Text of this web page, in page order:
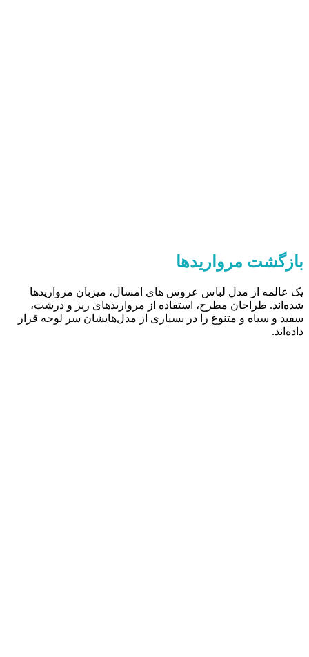
بازگشت مرواریدها
یک عالمه از مدل لباس عروس های امسال، میزبان مرواریدها
شده‌اند. طراحان مطرح، استفاده از مرواریدهای ریز و درشت،
سفید و سیاه و متنوع را در بسیاری از مدل‌هایشان سر لوحه قرار
داده‌اند.